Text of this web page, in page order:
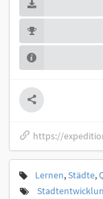
https://
Lernen,Städte,